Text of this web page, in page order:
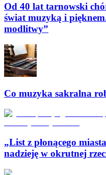
Od 40 lat tarnowski
świat muzyką i
modlitwy”
Co muzyka sakralna
„List z płonącego
nadzieję w okrutnej